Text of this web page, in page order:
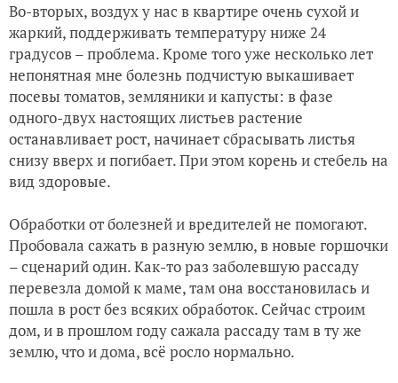
Во-вторых, воздух у нас в квартире очень сухой и
жаркий, поддерживать температуру ниже 24
градусов – проблема. Кроме того уже несколько лет
непонятная мне болезнь подчистую выкашивает
посевы томатов, земляники и капусты: в фазе
одного-двух настоящих листьев растение
останавливает рост, начинает сбрасывать листья
снизу вверх и погибает. При этом корень и стебель на
вид здоровые.
Обработки от болезней и вредителей не помогают.
Пробовала сажать в разную землю, в новые горшочки
– сценарий один. Как-то раз заболевшую рассаду
перевезла домой к маме, там она восстановилась и
пошла в рост без всяких обработок. Сейчас строим
дом, и в прошлом году сажала рассаду там в ту же
землю, что и дома, всё росло нормально.